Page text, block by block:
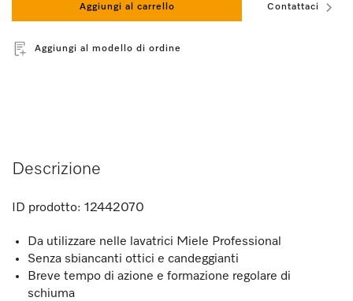
Aggiungi al carrello Contattaci
Aggiungi al modello di ordine
Descrizione
ID prodotto: 12442070
Da utilizzare nelle lavatrici Miele Professional
Senza sbiancanti ottici e candeggianti
Breve tempo di azione e formazione regolare di
schiuma